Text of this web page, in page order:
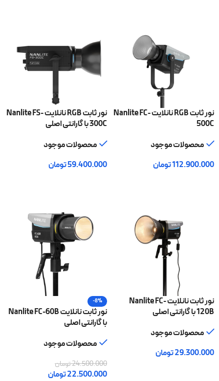
نور ثابت RGB نانلایت Nanlite FC-
500C
محصولات موجود
112.900.000تومان
نور ثابت RGB نانلایت Nanlite FS-
300C با گارانتی اصلی
محصولات موجود
59.400.000تومان
نور ثابت نانلایت Nanlite FC-
120B با گارانتی اصلی
محصولات موجود
29.300.000تومان
-8%
نور ثابت نانلایت Nanlite FC-60B
با گارانتی اصلی
محصولات موجود
24.500.000تومان
22.500.000تومان